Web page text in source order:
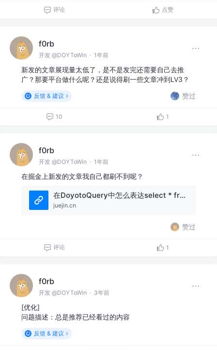
评论 点赞
f0rb
开发 @DOYToWin · 1年前
新发的文章展现量太低了，是不是发完还需要自己去推
广？那要平台做什么呢？还是说得刷一些文章冲到LV3？
反馈 & 建议 赞过
10 1
f0rb
开发 @DOYToWin · 1年前
在掘金上新发的文章我自己都刷不到呢？
在DoyotoQuery中怎么表达select * from t where id = ? or (name = ? and age = ?) - 掘金
juejin.cn
赞过
评论 1
f0rb
开发 @DOYToWin · 3年前
[优化]
问题描述：总是推荐已经看过的内容
反馈 & 建议